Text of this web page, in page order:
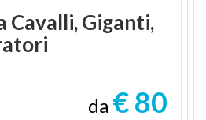
Cavalli,Giganti,
da € 80